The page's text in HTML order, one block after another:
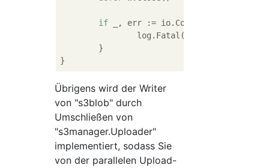
if _, err := io.Copy(w, file); err
Übrigens wird der Writer
von "s3blob" durch
Umschließen von
"s3manager.Uploader"
implementiert, sodass Sie
von der parallelen Upload-